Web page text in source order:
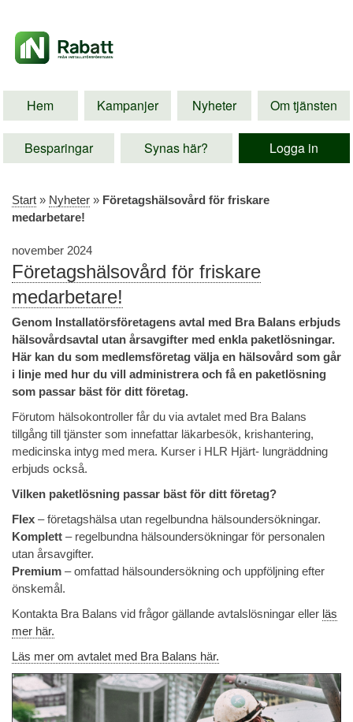
Hem Kampanjer Nyheter Om tjänsten
Besparingar Synas här? Logga in
Start » Nyheter » Företagshälsovård för friskare
medarbetare!
november 2024
Företagshälsovård för friskare
medarbetare!
Genom Installatörsföretagens avtal med Bra Balans erbjuds
hälsovårdsavtal utan årsavgifter med enkla paketlösningar.
Här kan du som medlemsföretag välja en hälsovård som går
i linje med hur du vill administrera och få en paketlösning
som passar bäst för ditt företag.
Förutom hälsokontroller får du via avtalet med Bra Balans
tillgång till tjänster som innefattar läkarbesök, krishantering,
medicinska intyg med mera. Kurser i HLR Hjärt- lungräddning
erbjuds också.
Vilken paketlösning passar bäst för ditt företag?
Flex – företagshälsa utan regelbundna hälsoundersökningar.
Komplett – regelbundna hälsoundersökningar för personalen
utan årsavgifter.
Premium – omfattad hälsoundersökning och uppföljning efter
önskemål.
Kontakta Bra Balans vid frågor gällande avtalslösningar eller läs
mer här.
Läs mer om avtalet med Bra Balans här.